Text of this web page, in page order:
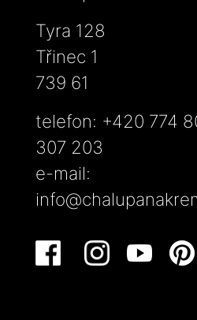
Tyra 128
Třinec 1
739 61
telefon: +420 774
307 203
e-mail: